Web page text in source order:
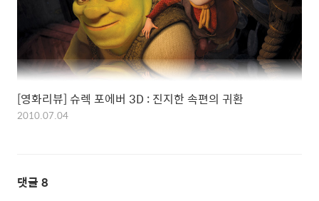
[영화리뷰] 슈렉 포에버 3D : 진지한 속편의 귀환
2010.07.04
댓글 8